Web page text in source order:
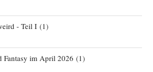
- Teil I(1)
Fantasy im April 2026 (1)